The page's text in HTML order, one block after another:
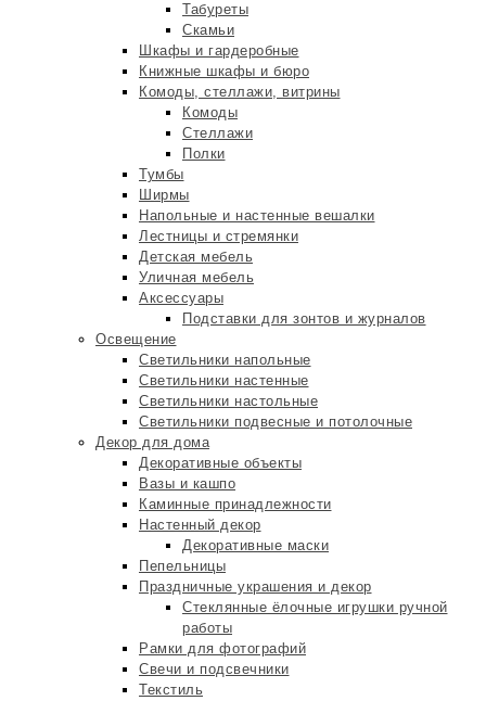
Табуреты
Скамьи
Шкафы и гардеробные
Книжные шкафы и бюро
Комоды, стеллажи, витрины
Комоды
Стеллажи
Полки
Тумбы
Ширмы
Напольные и настенные вешалки
Лестницы и стремянки
Детская мебель
Уличная мебель
Аксессуары
Подставки для зонтов и журналов
Освещение
Светильники напольные
Светильники настенные
Светильники настольные
Светильники подвесные и потолочные
Декор для дома
Декоративные объекты
Вазы и кашпо
Каминные принадлежности
Настенный декор
Декоративные маски
Пепельницы
Праздничные украшения и декор
Стеклянные ёлочные игрушки ручной
работы
Рамки для фотографий
Свечи и подсвечники
Текстиль